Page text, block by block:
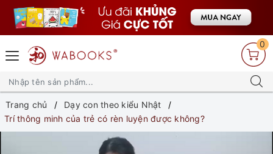
0
Trang chủ
Dạy con theo kiểu Nhật
Trí thông minh của trẻ có rèn luyện được không?